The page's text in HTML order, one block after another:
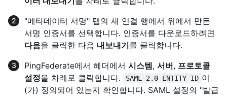
"메타데이터 서명" 탭의 새 연결 행에서 위에서 만든
서명 인증서를 선택합니다. 인증서를 다운로드하려면
다음을 클릭한 다음 내보내기를 클릭합니다.
PingFederate에서 헤더에서 시스템, 서버, 프로토콜
설정을 차례로 클릭합니다. SAML 2.0 ENTITY ID 이
(가) 정의되어 있는지 확인합니다. SAML 설정의 "발급